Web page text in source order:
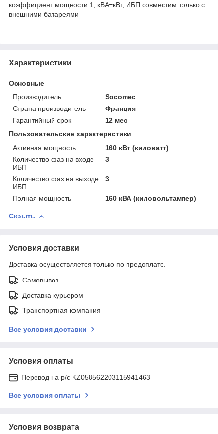
коэффициент мощности 1, кВА=кВт, ИБП совместим только с
внешними батареями
Характеристики
Основные
Производитель
Socomec
Страна производитель
Франция
Гарантийный срок
12 мес
Пользовательские характеристики
Активная мощность
160 кВт (киловатт)
Количество фаз на входе
ИБП
3
Количество фаз на выходе
ИБП
3
Полная мощность 160 кВА (киловольтампер)
Скрыть
Условия доставки
Доставка осуществляется только по предоплате.
Самовывоз
Доставка курьером
Транспортная компания
Все условия доставки
Условия оплаты
Перевод на р/с KZ058562203115941463
Все условия оплаты
Условия возврата